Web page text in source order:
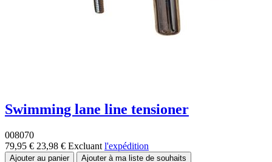
Swimming lane line tensioner
008070
79,95 € 23,98 € Excluant l'expédition